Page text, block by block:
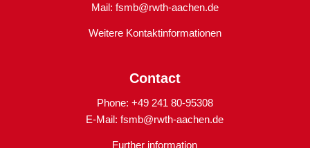
Mail: fsmb@rwth-aachen.de
Weitere Kontaktinformationen
Contact
Phone: +49 241 80-95308
E-Mail:fsmb@rwth-aachen.de
Further information